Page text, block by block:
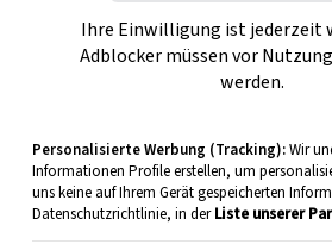
Ihre Einwilligung ist jederzeit
Adblocker müssen vor
werden.
Personalisierte Werbung (Tracking):Wir
Informationen Profile erstellen, um
uns keine auf Ihrem Gerät gespeicherten
Datenschutzrichtlinie, in derListe unserer